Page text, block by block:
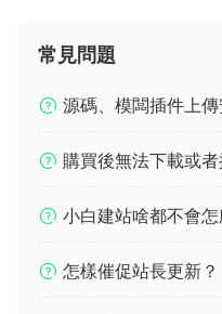
常見問題
源碼、模闆插件上
購買後無法下載或
小白建站啥都不會怎
怎樣催促站長更新？